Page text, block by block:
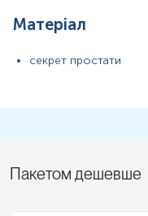
лабораторія не
міжнародних вимог до
Звертаємо Вашу увагу
Матеріал
секрет простати
Пакетом дешевше